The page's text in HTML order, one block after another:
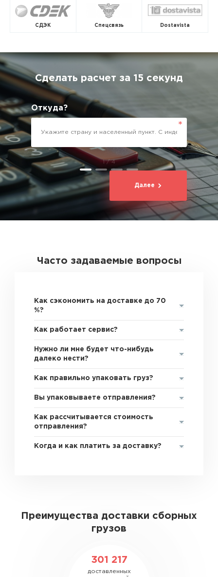
СДЭК Спецсвязь Dostavista
Сделать расчет за 15 секунд
Откуда?
1 / 4
Далее
Часто задаваемые вопросы
Как сэкономить на доставке до 70
%?
Как работает сервис?
Нужно ли мне будет что-нибудь
далеко нести?
Как правильно упаковать груз?
Вы упаковываете отправления?
Как рассчитывается стоимость
отправления?
Когда и как платить за доставку?
Преимущества доставки сборных
грузов
301 217
доставленных